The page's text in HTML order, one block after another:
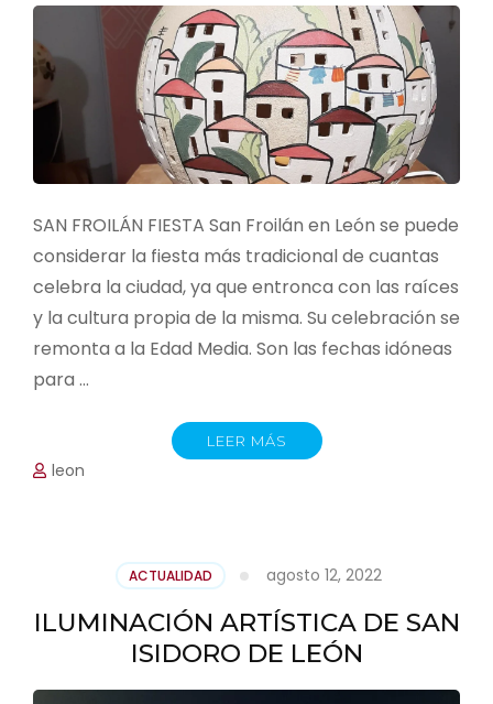
SAN FROILÁN FIESTA San Froilán en León se puede
considerar la fiesta más tradicional de cuantas
celebra la ciudad, ya que entronca con las raíces
y la cultura propia de la misma. Su celebración se
remonta a la Edad Media. Son las fechas idóneas
para …
LEER MÁS
leon
ACTUALIDAD agosto 12, 2022
ILUMINACIÓN ARTÍSTICA DE SAN
ISIDORO DE LEÓN